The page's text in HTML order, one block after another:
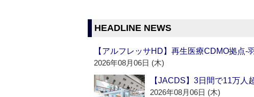
HEADLINE NEWS
【アルフレッサHD】再生医療CDMO拠点‐
2026年08月06日 (木)
【JACDS】3日間で11万人
2026年08月06日 (木)